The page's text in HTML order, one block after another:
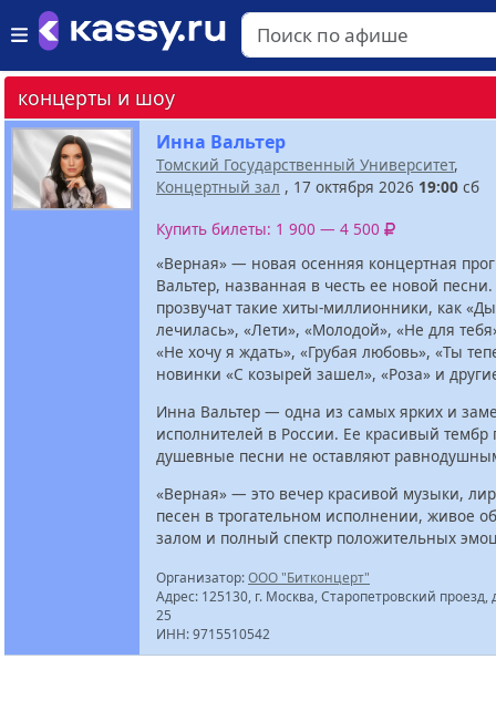
концерты и шоу
Инна Вальтер
Томский Государственный Университет,
Концертный зал , 17 октября 2026 19:00 сб
Купить билеты: 1 900 — 4 500
«Верная» — новая осенняя концертная
Вальтер, названная в честь ее новой
прозвучат такие хиты-миллионники, как
лечилась», «Лети», «Молодой», «Не для
«Не хочу я ждать», «Грубая любовь», «Ты
новинки «С козырей зашел», «Роза» и
Инна Вальтер — одна из самых ярких и
исполнителей в России. Ее красивый тембр
душевные песни не оставляют
«Верная» — это вечер красивой музыки,
песен в трогательном исполнении, живое
залом и полный спектр положительных
Организатор:ООО "Битконцерт"
Адрес: 125130, г. Москва, Старопетровский проезд,
25
ИНН: 9715510542